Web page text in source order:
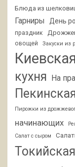
Блюда из
Гарниры День
праздник
овощей
Закуски из
кухня На
Пирожки из
начинающих
Салат с сыром